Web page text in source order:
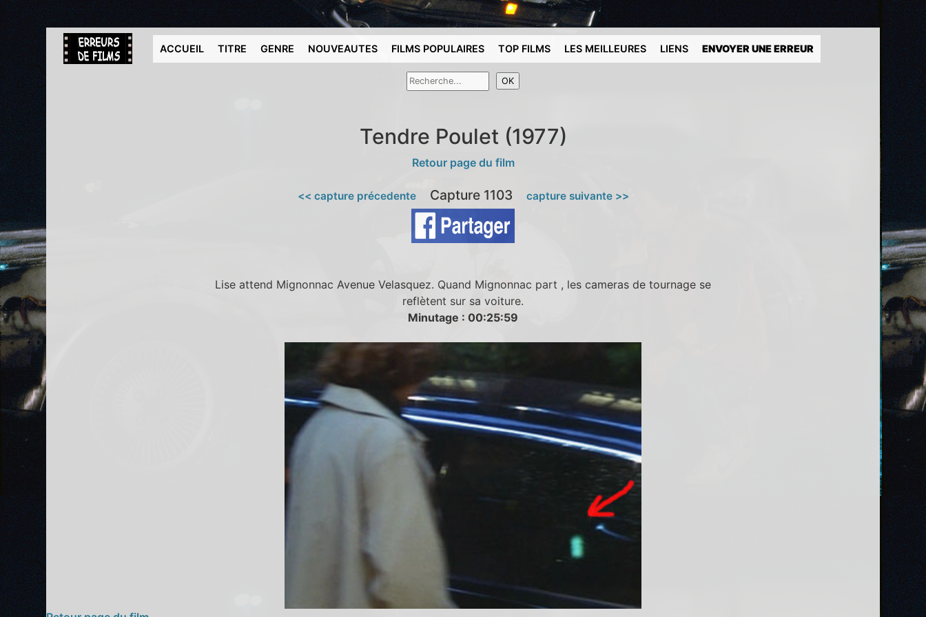
ACCUEIL TITRE GENRE NOUVEAUTES FILMS POPULAIRES TOP FILMS LES MEILLEURES LIENS ENVOYER UNE ERREUR
Tendre Poulet (1977)
Retour page du film
<< capture précedenteCapture 1103 capture suivante >>
Lise attend Mignonnac Avenue Velasquez. Quand Mignonnac part , les cameras de tournage se
reflètent sur sa voiture.
Minutage : 00:25:59